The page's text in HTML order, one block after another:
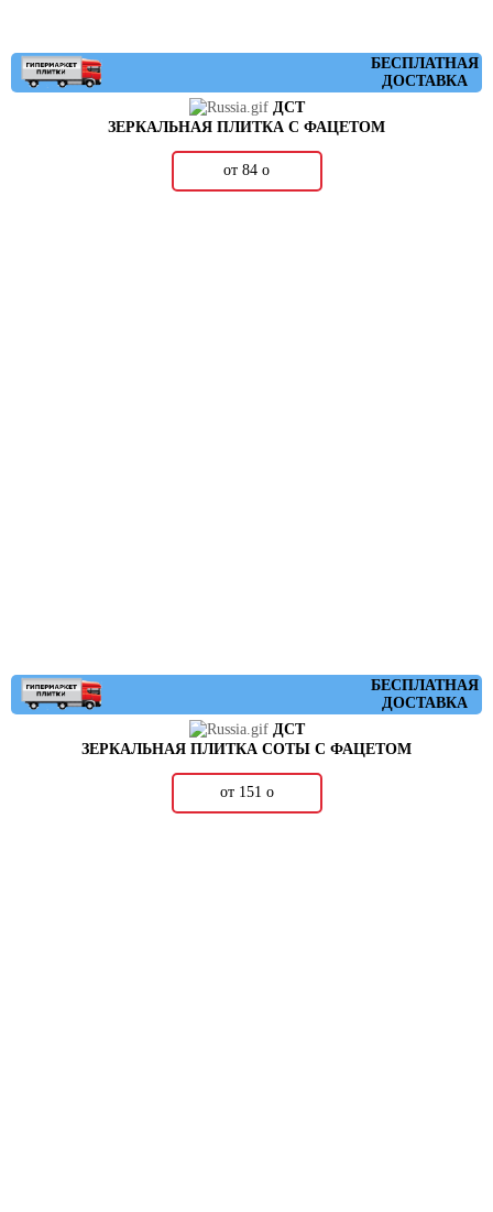
БЕСПЛАТНАЯ
ДОСТАВКА
ДСТ
ЗЕРКАЛЬНАЯ ПЛИТКА С ФАЦЕТОМ
от 84 о
БЕСПЛАТНАЯ
ДОСТАВКА
ДСТ
ЗЕРКАЛЬНАЯ ПЛИТКА СОТЫ С ФАЦЕТОМ
от 151 о